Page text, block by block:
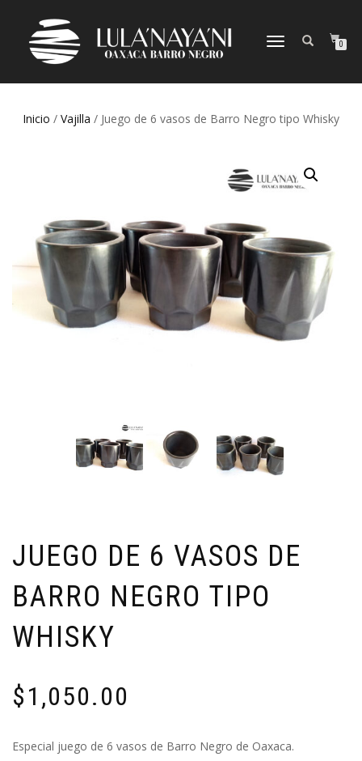
CAMBIAR
0
Inicio / Vajilla / Juego de 6 vasos de Barro Negro tipo Whisky
JUEGO DE 6 VASOS DE
BARRO NEGRO TIPO
WHISKY
$1,050.00
Especial juego de 6 vasos de Barro Negro de Oaxaca.